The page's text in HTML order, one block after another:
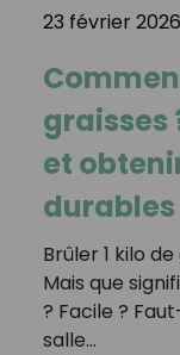
23 février 2026
graisses
et
durables
Brûler 1 kilo
Mais que
? Facile ?
salle…